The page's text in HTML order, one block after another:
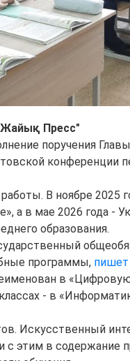
Пресс"
поручения
конференции
В ноябре 2025
а в мае 2026 года -
образования.
программы, пишет
в
- в
Искусственный
с этим в содержание